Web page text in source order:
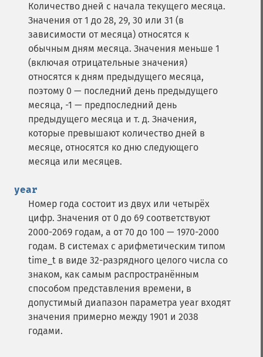
Количество дней с начала текущего месяца.
Значения от 1 до 28, 29, 30 или 31 (в
зависимости от месяца) относятся к
обычным дням месяца. Значения меньше 1
(включая отрицательные значения)
относятся к дням предыдущего месяца,
поэтому 0 — последний день предыдущего
месяца, -1 — предпоследний день
предыдущего месяца и т. д. Значения,
которые превышают количество дней в
месяце, относятся ко дню следующего
месяца или месяцев.
year
Номер года состоит из двух или четырёх
цифр. Значения от 0 до 69 соответствуют
2000-2069 годам, а от 70 до 100 — 1970-2000
годам. В системах с арифметическим типом
time_t в виде 32-разрядного целого числа со
знаком, как самым распространённым
способом представления времени, в
допустимый диапазон параметра year входят
значения примерно между 1901 и 2038
годами.